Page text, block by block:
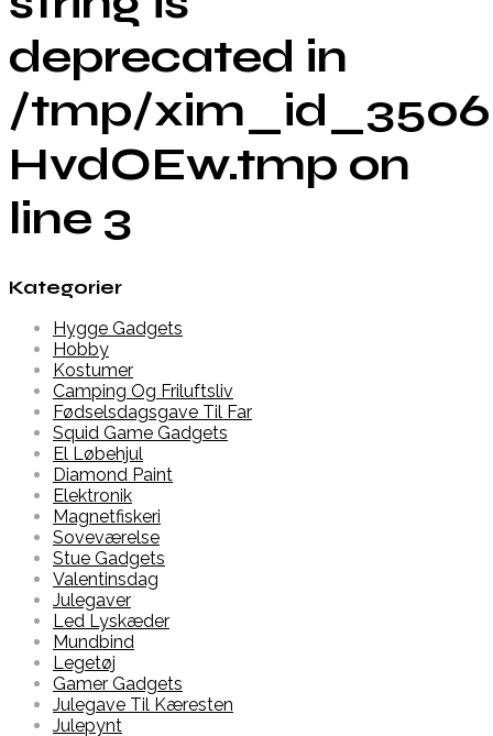
deprecated in
/tmp/
HvdOEw.tmp on
line 3
Kategorier
Hygge Gadgets
Hobby
Kostumer
Camping Og Friluftsliv
Fødselsdagsgave Til Far
Squid Game Gadgets
El Løbehjul
Diamond Paint
Elektronik
Magnetfiskeri
Soveværelse
Stue Gadgets
Valentinsdag
Julegaver
Led Lyskæder
Mundbind
Legetøj
Gamer Gadgets
Julegave Til Kæresten
Julepynt